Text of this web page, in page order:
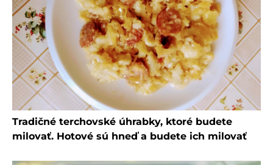
Tradičné terchovské úhrabky, ktoré budete
milovať. Hotové sú hneď a budete ich milovať